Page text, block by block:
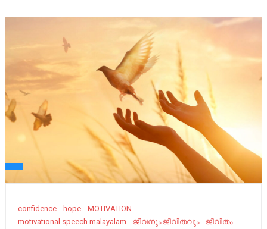
confidence hope
MOTIVATION
motivational speech malayalam
ജീവനും ജീവിതവും
ജീവിതം